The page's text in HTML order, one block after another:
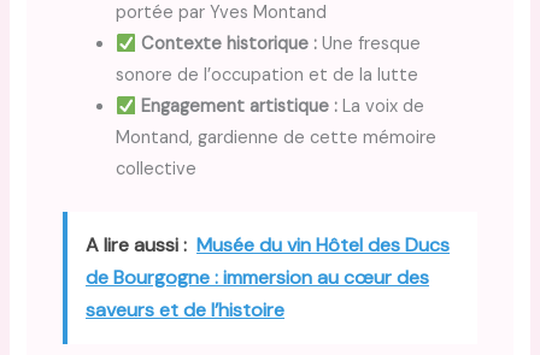
portée par Yves Montand
Contexte historique :Une fresque
sonore de l’occupation et de la lutte
Engagement artistique :La voix de
Montand, gardienne de cette mémoire
collective
A lire aussi : Musée du vin Hôtel des Ducs
de Bourgogne : immersion au cœur des
saveurs et de l’histoire